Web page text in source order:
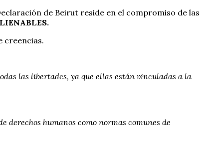
de Beirut reside en el compromiso de las
creencias.
las libertades, ya que ellas están vinculadas a la
humanos como normas comunes de